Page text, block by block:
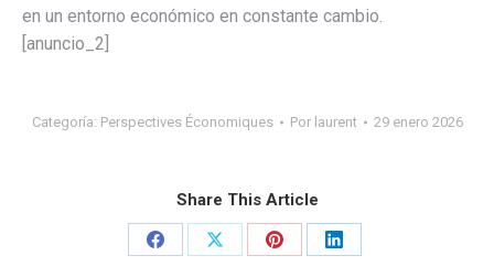
en un entorno económico en constante cambio.
[anuncio_2]
Categoría: Perspectives Économiques Por laurent 29 enero 2026
Share This Article
Share
Share
Share
Share